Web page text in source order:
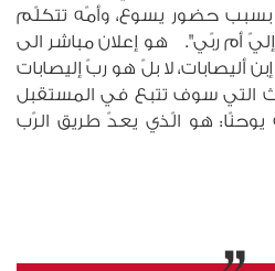
حضور يسوع، وأمّه تتكلّم
أم ربّي". هو إعلان مباشر الى
أليصابات، لا بلّ هو ربّ إليصابات
التي سوف تتبع في المستقبل
هو الّذي يعدّ طريق الرّب